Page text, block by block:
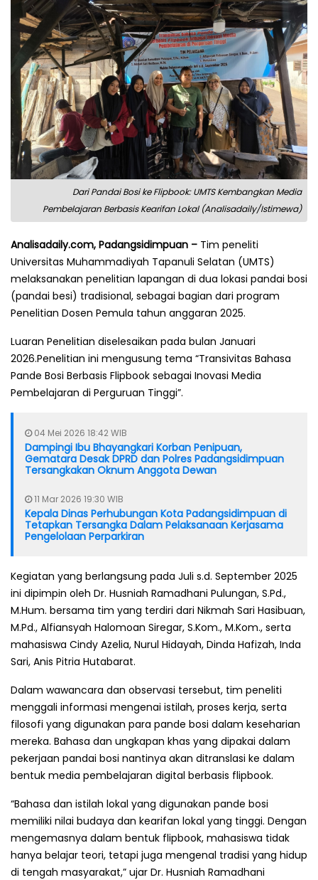
Dari Pandai Bosi ke Flipbook: UMTS Kembangkan Media
Pembelajaran Berbasis Kearifan Lokal (Analisadaily/Istimewa)
Analisadaily.com, Padangsidimpuan – Tim peneliti
Universitas Muhammadiyah Tapanuli Selatan (UMTS)
melaksanakan penelitian lapangan di dua lokasi pandai bosi
(pandai besi) tradisional, sebagai bagian dari program
Penelitian Dosen Pemula tahun anggaran 2025.
Luaran Penelitian diselesaikan pada bulan Januari
2026.Penelitian ini mengusung tema “Transivitas Bahasa
Pande Bosi Berbasis Flipbook sebagai Inovasi Media
Pembelajaran di Perguruan Tinggi”.
04 Mei 2026 18:42 WIB
Dampingi Ibu Bhayangkari Korban Penipuan,
Gematara Desak DPRD dan Polres Padangsidimpuan
Tersangkakan Oknum Anggota Dewan
11 Mar 2026 19:30 WIB
Kepala Dinas Perhubungan Kota Padangsidimpuan di
Tetapkan Tersangka Dalam Pelaksanaan Kerjasama
Pengelolaan Perparkiran
Kegiatan yang berlangsung pada Juli s.d. September 2025
ini dipimpin oleh Dr. Husniah Ramadhani Pulungan, S.Pd.,
M.Hum. bersama tim yang terdiri dari Nikmah Sari Hasibuan,
M.Pd., Alfiansyah Halomoan Siregar, S.Kom., M.Kom., serta
mahasiswa Cindy Azelia, Nurul Hidayah, Dinda Hafizah, Inda
Sari, Anis Pitria Hutabarat.
Dalam wawancara dan observasi tersebut, tim peneliti
menggali informasi mengenai istilah, proses kerja, serta
filosofi yang digunakan para pande bosi dalam keseharian
mereka. Bahasa dan ungkapan khas yang dipakai dalam
pekerjaan pandai bosi nantinya akan ditranslasi ke dalam
bentuk media pembelajaran digital berbasis flipbook.
“Bahasa dan istilah lokal yang digunakan pande bosi
memiliki nilai budaya dan kearifan lokal yang tinggi. Dengan
mengemasnya dalam bentuk flipbook, mahasiswa tidak
hanya belajar teori, tetapi juga mengenal tradisi yang hidup
di tengah masyarakat,” ujar Dr. Husniah Ramadhani